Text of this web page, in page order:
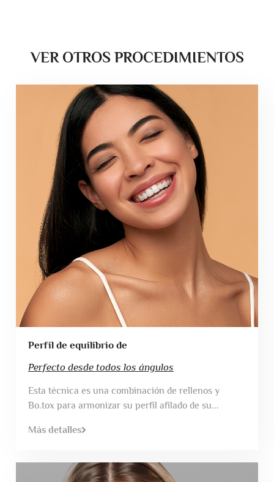
VER OTROS PROCEDIMIENTOS
Perfil de equilibrio de
Perfecto desde todos los ángulos
Esta técnica es una combinación de rellenos y
Bo.tox para armonizar su perfil afilado de su...
Más detalles